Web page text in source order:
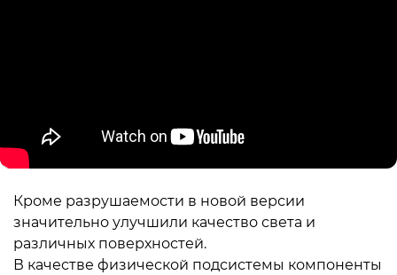
Кроме разрушаемости в новой версии
значительно улучшили качество света и
различных поверхностей.
В качестве физической подсистемы компоненты